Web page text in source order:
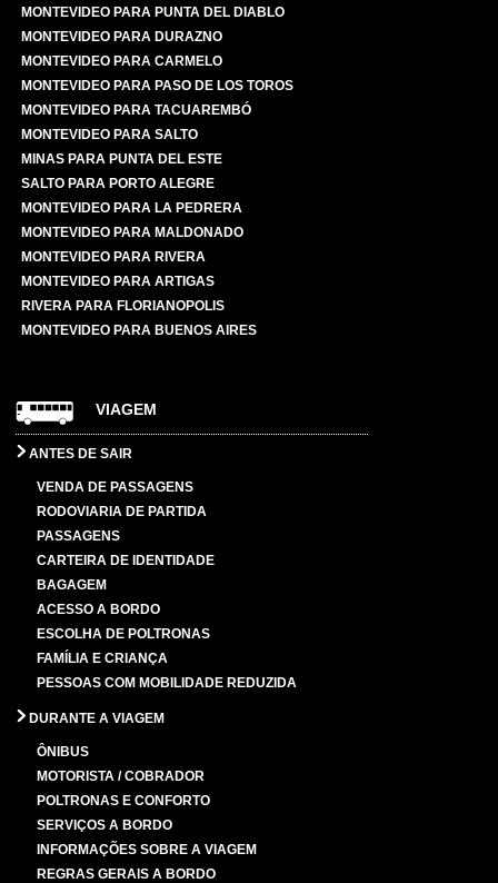
MONTEVIDEO PARA PUNTA DEL DIABLO
MONTEVIDEO PARA DURAZNO
MONTEVIDEO PARA CARMELO
MONTEVIDEO PARA PASO DE LOS TOROS
MONTEVIDEO PARA TACUAREMBÓ
MONTEVIDEO PARA SALTO
MINAS PARA PUNTA DEL ESTE
SALTO PARA PORTO ALEGRE
MONTEVIDEO PARA LA PEDRERA
MONTEVIDEO PARA MALDONADO
MONTEVIDEO PARA RIVERA
MONTEVIDEO PARA ARTIGAS
RIVERA PARA FLORIANOPOLIS
MONTEVIDEO PARA BUENOS AIRES
VIAGEM
ANTES DE SAIR
VENDA DE PASSAGENS
RODOVIARIA DE PARTIDA
PASSAGENS
CARTEIRA DE IDENTIDADE
BAGAGEM
ACESSO A BORDO
ESCOLHA DE POLTRONAS
FAMÍLIA E CRIANÇA
PESSOAS COM MOBILIDADE REDUZIDA
DURANTE A VIAGEM
ÔNIBUS
MOTORISTA / COBRADOR
POLTRONAS E CONFORTO
SERVIÇOS A BORDO
INFORMAÇÕES SOBRE A VIAGEM
REGRAS GERAIS A BORDO